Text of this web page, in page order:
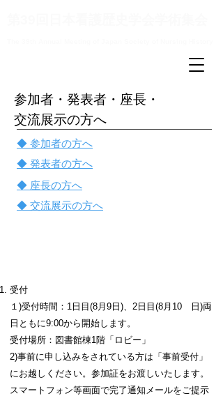
参加者・発表者・座長・
交流展示の方へ
◆ 参加者の方へ
◆ 発表者の方へ
◆ 座長の方へ
◆ 交流展示の方へ
​受付
１)受付時間：1日目(8月9日)、2日目(8月10 日)両
日ともに9:00から開始します。
受付場所：図書館棟1階「ロビー」
2)事前に申し込みをされている方は「事前受付」
にお越しください。参加証をお渡しいたします。
スマートフォン等画面で完了通知メールをご提示